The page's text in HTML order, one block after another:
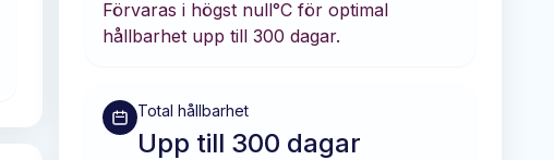
Förvaras i högst null°C för optimal
hållbarhet upp till 300 dagar.
Total hållbarhet
Upp till 300 dagar